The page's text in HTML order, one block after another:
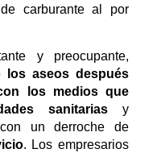
carburante al por
y preocupante,
los aseos después
los medios que
sanitariasy
un derroche de
. Los empresarios